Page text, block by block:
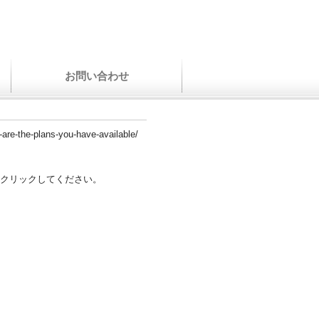
お問い合わせ
the-plans-you-have-available/
リックしてください。